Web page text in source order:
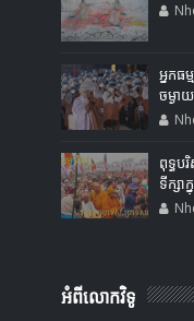
អ្នកធ
ចម្ង
ពុទ្ធប
ទីក្សា
អំពីលោកវិទូ